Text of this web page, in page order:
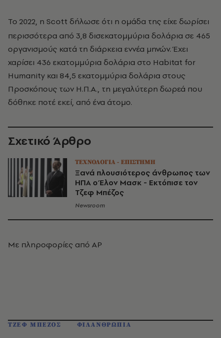
Το 2022, η Scott δήλωσε ότι η ομάδα της είχε δωρίσει
περισσότερα από 3,8 δισεκατομμύρια δολάρια σε 465
οργανισμούς κατά τη διάρκεια εννέα μηνών. Έχει
χαρίσει 436 εκατομμύρια δολάρια στο Habitat for
Humanity και 84,5 εκατομμύρια δολάρια στους
Προσκόπους των Η.Π.Α., τη μεγαλύτερη δωρεά που
δόθηκε ποτέ εκεί, από ένα άτομο.
Σχετικό Άρθρο
ΤΕΧΝΟΛΟΓΙΑ - ΕΠΙΣΤΗΜΗ
Ξανά πλουσιότερος άνθρωπος των
ΗΠΑ ο Έλον Μασκ - Εκτόπισε τον
Τζεφ Μπέζος
Newsroom
Με πληροφορίες από AP
ΤΖΕΦ ΜΠΕΖΟΣ ΦΙΛΑΝΘΡΩΠΙΑ